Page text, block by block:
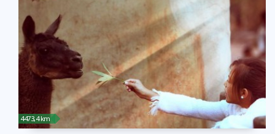
4473,4 km